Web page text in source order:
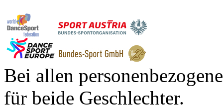
Bei allen
für beide Geschlechter.